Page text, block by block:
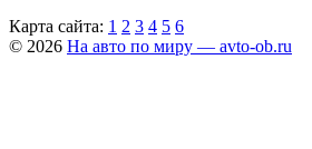
Карта сайта: 1 2 3 4 5 6
© 2026 На авто по миру — avto-ob.ru